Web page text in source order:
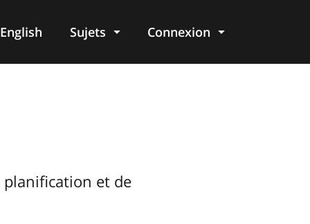
English Sujets Connexion
et de